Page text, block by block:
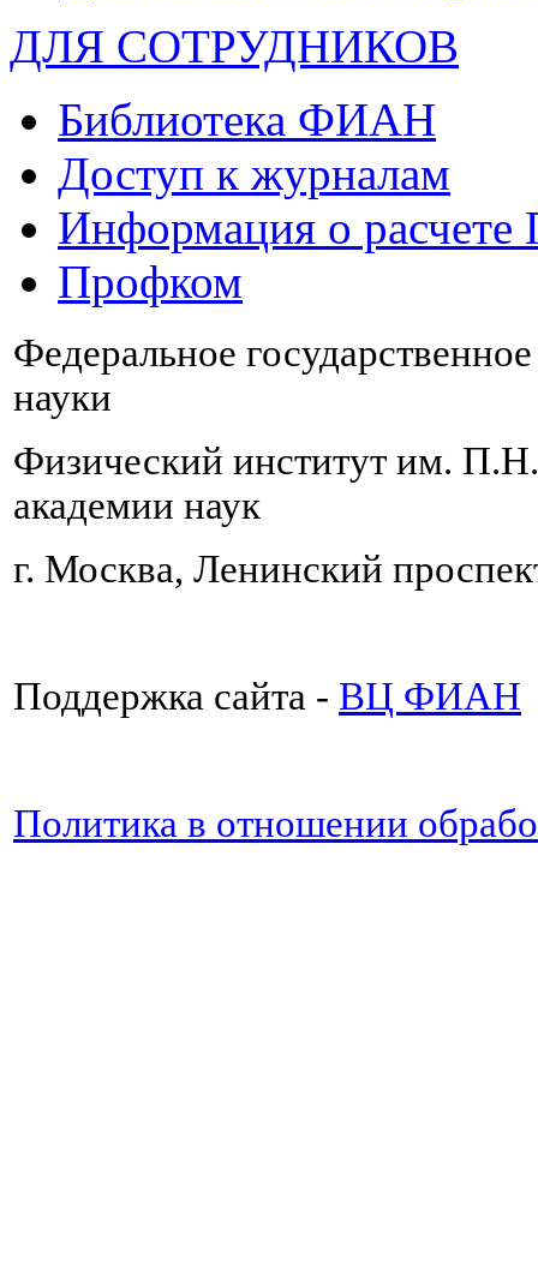
ДЛЯ СОТРУДНИКОВ
Библиотека ФИАН
Доступ к журналам
Информация о
Профком
Федеральное
науки
Физический институт им.
академии наук
г. Москва, Ленинский
Поддержка сайта - ВЦ ФИАН
Политика в отношении